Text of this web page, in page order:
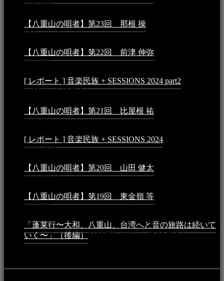
5:29 PM
【八重山の唄者】第23回 那根 操
PM
【八重山の唄者】第22回 前津 伸弥
7:50 PM
[ レポート ] 音楽民族 + SESSIONS 2024 part2
月25日 - 9:13 PM
【八重山の唄者】第21回 比屋根 祐
8:59 PM
[ レポート ] 音楽民族 + SESSIONS 2024
10:16 AM
【八重山の唄者】第20回 山田 健太
3:54 PM
【八重山の唄者】第19回 東金嶺 等
9:52 PM
「蓬莱行〜大和、八重山、台湾へと音の旅路は続いて
いく〜」（後編）2023年3月18日 - 12:31 PM